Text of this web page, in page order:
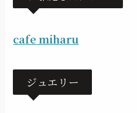
cafe miharu
ジュエリー